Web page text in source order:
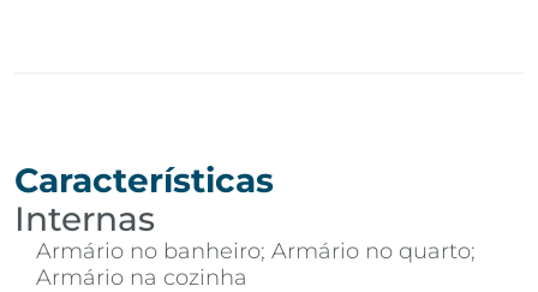
Características
Internas
Armário no banheiro; Armário no quarto;
Armário na cozinha